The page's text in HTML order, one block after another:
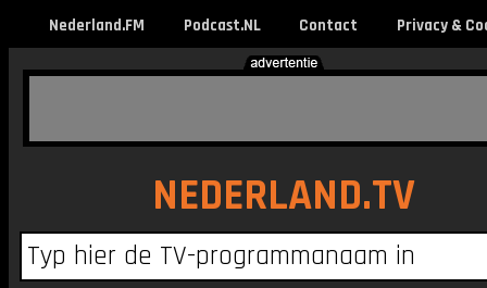
Nederland.FM Podcast.NL Contact Privacy &
NEDERLAND.TV